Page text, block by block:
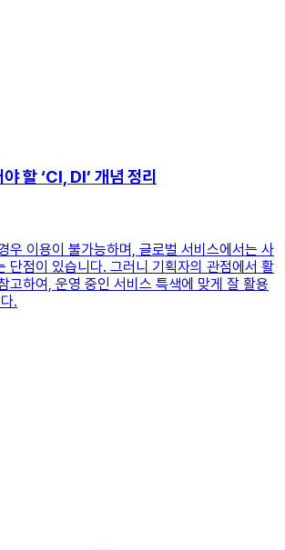
할 ‘CI, DI’ 개념 정리
우 이용이 불가능하며, 글로벌 서비스에서는 사
단점이 있습니다. 그러니 기획자의 관점에서 활
고하여, 운영 중인 서비스 특색에 맞게 잘 활용
.